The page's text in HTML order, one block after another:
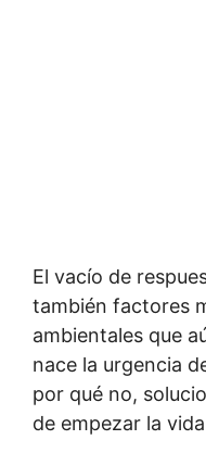
El vacío de
también factores
ambientales que
nace la urgencia
por qué no,
de empezar la